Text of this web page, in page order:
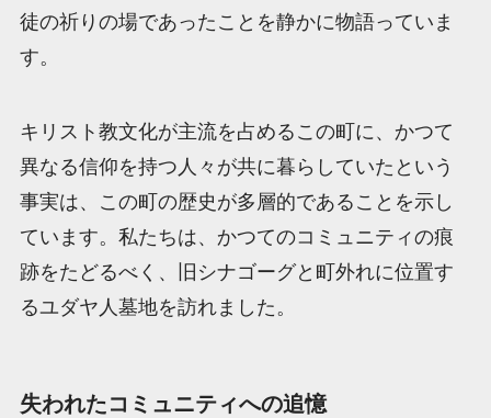
徒の祈りの場であったことを静かに物語っていま
す。
キリスト教文化が主流を占めるこの町に、かつて
異なる信仰を持つ人々が共に暮らしていたという
事実は、この町の歴史が多層的であることを示し
ています。私たちは、かつてのコミュニティの痕
跡をたどるべく、旧シナゴーグと町外れに位置す
るユダヤ人墓地を訪れました。
失われたコミュニティへの追憶